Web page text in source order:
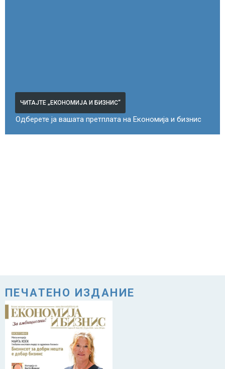
ЧИТАЈТЕ „ЕКОНОМИЈА И БИЗНИС“
Одберете ја вашата претплата на Економија и бизнис
ПЕЧАТЕНО ИЗДАНИЕ